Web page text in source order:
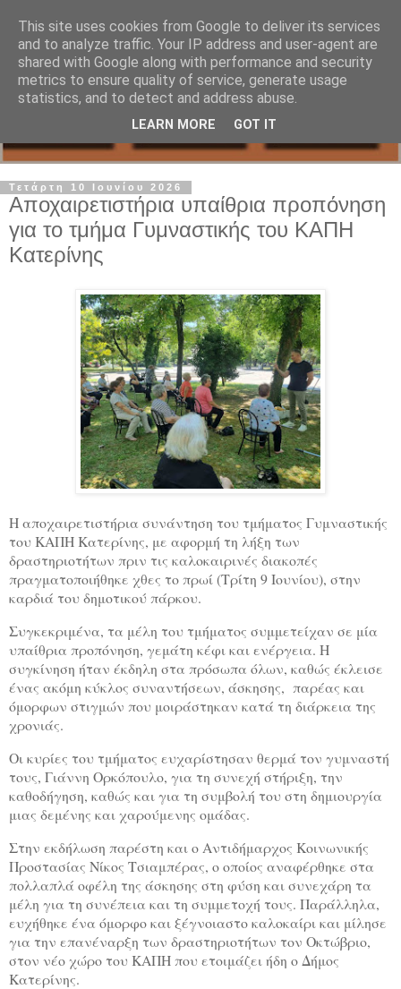
Τετάρτη 10 Ιουνίου 2026
Αποχαιρετιστήρια υπαίθρια προπόνηση
για το τμήμα Γυμναστικής του ΚΑΠΗ
Κατερίνης
Hαποχαιρετιστήρια συνάντηση του τμήματος Γυμναστικής
του ΚΑΠΗ Κατερίνης, με αφορμή τη λήξη των
δραστηριοτήτων πριν τις καλοκαιρινές διακοπές
πραγματοποιήθηκε χθες το πρωί (Τρίτη 9 Ιουνίου), στην
καρδιά του δημοτικού πάρκου.
Συγκεκριμένα, τα μέλη του τμήματος συμμετείχαν σε μία
υπαίθρια προπόνηση, γεμάτη κέφι και ενέργεια. Η
συγκίνηση ήταν έκδηλη στα πρόσωπα όλων, καθώς έκλεισε
ένας ακόμη κύκλος συναντήσεων, άσκησης, παρέας και
όμορφων στιγμών που μοιράστηκαν κατά τη διάρκεια της
χρονιάς.
Οι κυρίες του τμήματος ευχαρίστησαν θερμά τον γυμναστή
τους, Γιάννη Ορκόπουλο, για τη συνεχή στήριξη, την
καθοδήγηση, καθώς και για τη συμβολή του στη δημιουργία
μιας δεμένης και χαρούμενης ομάδας.
Στην εκδήλωση παρέστη και ο Αντιδήμαρχος Κοινωνικής
Προστασίας Νίκος Τσιαμπέρας, ο οποίος αναφέρθηκε στα
πολλαπλά οφέλη της άσκησης στη φύση και συνεχάρη τα
μέλη για τη συνέπεια και τη συμμετοχή τους. Παράλληλα,
ευχήθηκε ένα όμορφο και ξέγνοιαστο καλοκαίρι και μίλησε
για την επανέναρξη των δραστηριοτήτων τον Οκτώβριο,
στον νέο χώρο του ΚΑΠΗ που ετοιμάζει ήδη ο Δήμος
Κατερίνης.
This site uses cookies from Google to deliver its services
and to analyze traffic. Your IP address and user-agent are
shared with Google along with performance and security
metrics to ensure quality of service, generate usage
statistics, and to detect and address abuse.
LEARN MORE GOT IT